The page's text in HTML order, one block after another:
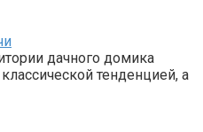
дачного домика
тенденцией, а